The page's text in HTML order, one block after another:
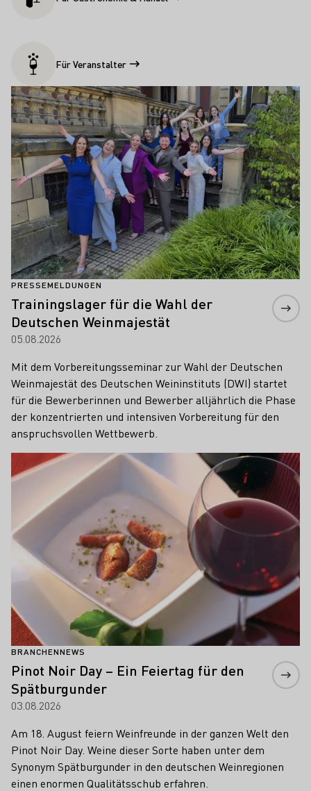
Für Veranstalter
Aktuelle Meldungen
PRESSEMELDUNGEN
Trainingslager für die Wahl der
Deutschen Weinmajestät
05.08.2026
Mit dem Vorbereitungsseminar zur Wahl der Deutschen
Weinmajestät des Deutschen Weininstituts (DWI) startet
für die Bewerberinnen und Bewerber alljährlich die Phase
der konzentrierten und intensiven Vorbereitung für den
anspruchsvollen Wettbewerb.
Mehr erfahren
BRANCHENNEWS
Pinot Noir Day – Ein Feiertag für den
Spätburgunder
03.08.2026
Am 18. August feiern Weinfreunde in der ganzen Welt den
Pinot Noir Day. Weine dieser Sorte haben unter dem
Synonym Spätburgunder in den deutschen Weinregionen
einen enormen Qualitätsschub erfahren.
Mehr erfahren